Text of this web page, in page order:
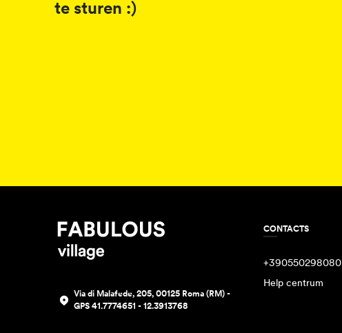
te sturen :)
Via di Malafede, 205, 00125 Roma (RM) -
GPS 41.7774651 - 12.3913768
CONTACTS
+390550298080
Help centrum